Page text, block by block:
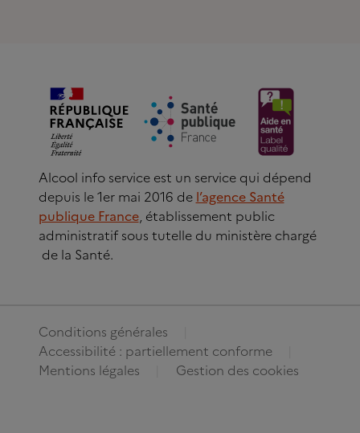
Alcool info service est un service qui dépend
depuis le 1er mai 2016 de l’agence Santé
publique France, établissement public
administratif sous tutelle du ministère chargé
de la Santé.
Conditions générales
Accessibilité : partiellement conforme
Mentions légales
Gestion des cookies